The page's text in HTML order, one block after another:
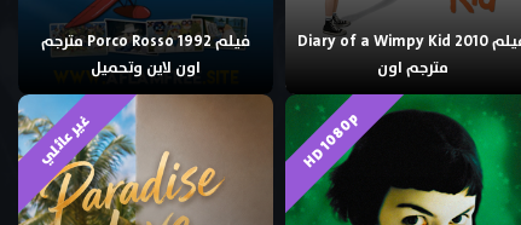
فيلم Diary of a Wimpy Kid 2010
مترجم اون
فيلم Porco Rosso 1992 مترجم
اون لاين وتحميل
HD 1080p غير عائلي